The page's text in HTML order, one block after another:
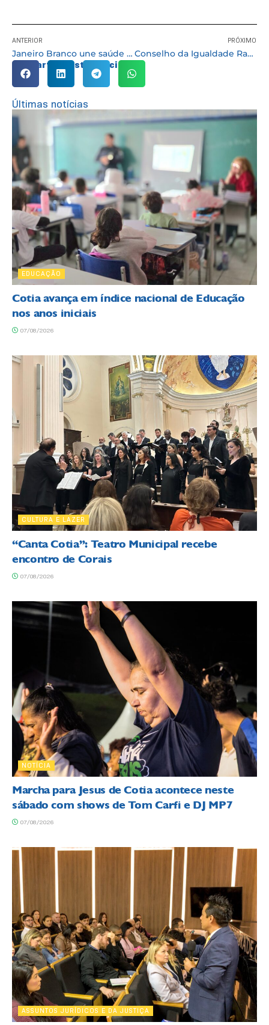
ANTERIOR
Janeiro Branco une saúde mental e educação ambiental em ação comunitária em Caucaia do Alto
PRÓXIMO
Conselho da Igualdade Racial prorroga prazo de inscrições para eleições em Cotia
Compartilhe esta notícia:
Últimas notícias
EDUCAÇÃO
Cotia avança em índice nacional de Educação
nos anos iniciais
07/08/2026
CULTURA E LAZER
“Canta Cotia”: Teatro Municipal recebe
encontro de Corais
07/08/2026
NOTÍCIA
Marcha para Jesus de Cotia acontece neste
sábado com shows de Tom Carfi e DJ MP7
07/08/2026
ASSUNTOS JURÍDICOS E DA JUSTIÇA